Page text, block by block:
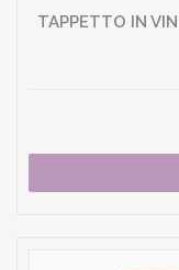
TAPPETTO IN